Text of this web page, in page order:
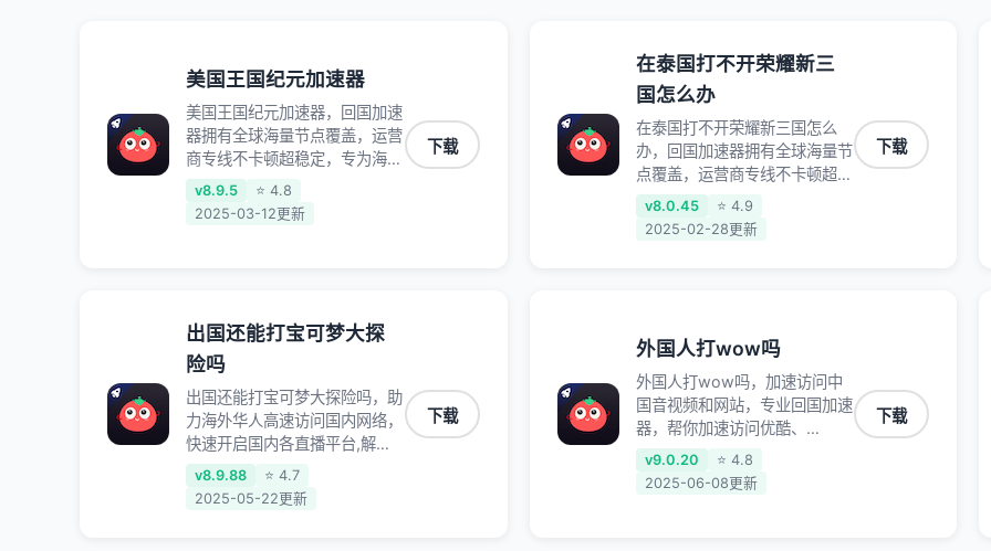
美国王国纪元加速器
美国王国纪元加速器，回国加速
器拥有全球海量节点覆盖，运营
商专线不卡顿超稳定，专为海外
华人和留学生打造，帮助海外华
人免除地域限制，随时高速稳定
v8.9.5
⭐ 4.8
2025-03-12更新
下载
在泰国打不开荣耀新三
国怎么办
在泰国打不开荣耀新三国怎么
办，回国加速器拥有全球海量节
点覆盖，运营商专线不卡顿超稳
定，专为海外华人和留学生打
造，帮助海外华人免除地域限
v8.0.45
⭐ 4.9
2025-02-28更新
下载
出国还能打宝可梦大探
险吗
出国还能打宝可梦大探险吗，助
力海外华人高速访问国内网络，
快速开启国内各直播平台,解决
国内视频、音乐卡顿问题；更能
加速海量国服游戏，超低延迟稳
v8.9.88
⭐ 4.7
2025-05-22更新
下载
外国人打wow吗
外国人打wow吗，加速访问中
国音视频和网站，专业回国加速
器，帮你加速访问优酷、
bilibili、腾讯视频、爱奇艺等，
加速国服游戏，例如原神、阴阳
v9.0.20
⭐ 4.8
2025-06-08更新
下载